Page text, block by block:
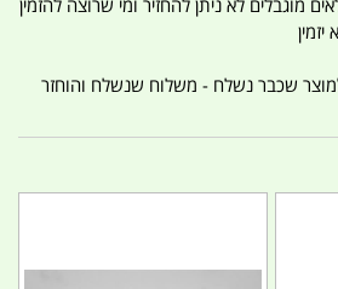
מוגבלים לא ניתן להחזיר ומי שרוצה להזמין
שכבר נשלח - משלוח שנשלח והוחזר